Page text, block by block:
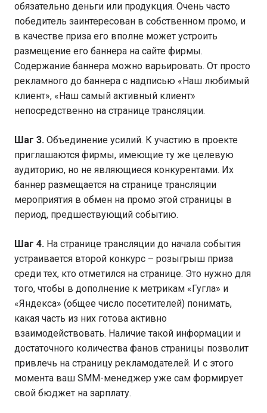
обязательно деньги или продукция. Очень часто
победитель заинтересован в собственном промо, и
в качестве приза его вполне может устроить
размещение его баннера на сайте фирмы.
Содержание баннера можно варьировать. От просто
рекламного до баннера с надписью «Наш любимый
клиент», «Наш самый активный клиент»
непосредственно на странице трансляции.
Шаг 3. Объединение усилий. К участию в проекте
приглашаются фирмы, имеющие ту же целевую
аудиторию, но не являющиеся конкурентами. Их
баннер размещается на странице трансляции
мероприятия в обмен на промо этой страницы в
период, предшествующий событию.
Шаг 4. На странице трансляции до начала события
устраивается второй конкурс – розыгрыш приза
среди тех, кто отметился на странице. Это нужно для
того, чтобы в дополнение к метрикам «Гугла» и
«Яндекса» (общее число посетителей) понимать,
какая часть из них готова активно
взаимодействовать. Наличие такой информации и
достаточного количества фанов страницы позволит
привлечь на страницу рекламодателей. И с этого
момента ваш SMM-менеджер уже сам формирует
свой бюджет на зарплату.